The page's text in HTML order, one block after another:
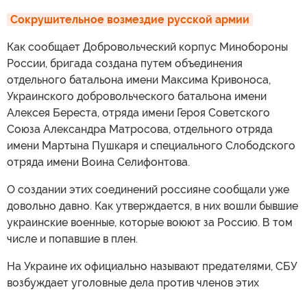
Сокрушительное возмездие русской армии
Как сообщает Добровольческий корпус Минобороны
России, бригада создана путем объединения
отдельного батальона имени Максима Кривоноса,
Украинского добровольческого батальона имени
Алексея Береста, отряда имени Героя Советского
Союза Александра Матросова, отдельного отряда
имени Мартына Пушкаря и специального Слободского
отряда имени Воина Селифонтова.
О создании этих соединений россияне сообщали уже
довольно давно. Как утверждается, в них вошли бывшие
украинские военные, которые воюют за Россию. В том
числе и попавшие в плен.
На Украине их официально называют предателями, СБУ
возбуждает уголовные дела против членов этих